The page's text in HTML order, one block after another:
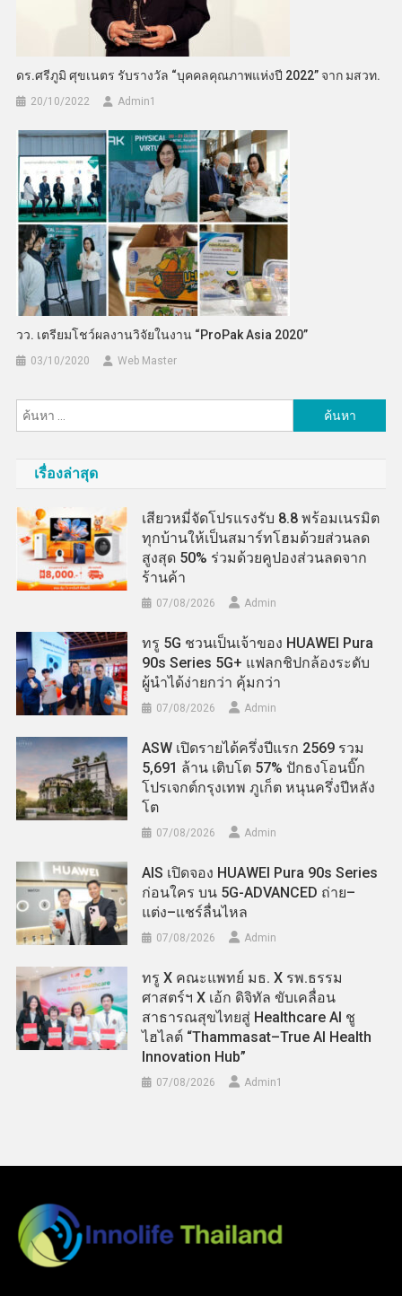
ดร.ศรีภูมิ ศุขเนตร รับรางวัล “บุคคลคุณภาพแห่งปี 2022” จาก มสวท.
20/10/2022 Admin​1
วว. เตรียมโชว์ผลงานวิจัยในงาน “ProPak Asia 2020”
03/10/2020 Web Master
สำหรับ:
เรื่องล่าสุด
เสียวหมี่จัดโปรแรงรับ 8.8 พร้อมเนรมิต
ทุกบ้านให้เป็นสมาร์ทโฮมด้วยส่วนลด
สูงสุด 50% ร่วมด้วยคูปองส่วนลดจาก
ร้านค้า
07/08/2026 Admin
ทรู 5G ชวนเป็นเจ้าของ HUAWEI Pura
90s Series 5G+ แฟลกชิปกล้องระดับ
ผู้นำได้ง่ายกว่า คุ้มกว่า
07/08/2026 Admin
ASW เปิดรายได้ครึ่งปีแรก 2569 รวม
5,691 ล้าน เติบโต 57% ปักธงโอนบิ๊ก
โปรเจกต์กรุงเทพ ภูเก็ต หนุนครึ่งปีหลัง
โต
07/08/2026 Admin
AIS เปิดจอง HUAWEI Pura 90s Series
ก่อนใคร บน 5G-ADVANCED ถ่าย–
แต่ง–แชร์ลื่นไหล
07/08/2026 Admin
ทรู X คณะแพทย์ มธ. X รพ.ธรรม
ศาสตร์ฯ X เอ้ก ดิจิทัล ขับเคลื่อน
สาธารณสุขไทยสู่ Healthcare AI ชู
ไฮไลต์ “Thammasat–True AI Health
Innovation Hub”
07/08/2026 Admin​1